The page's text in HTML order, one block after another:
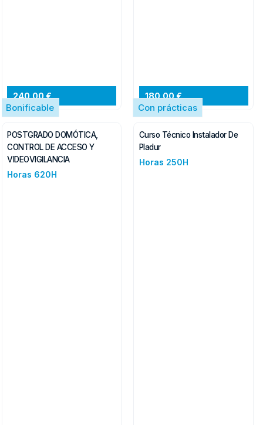
240.00 € 180.00 €
Bonificable
POSTGRADO DOMÓTICA,
CONTROL DE ACCESO Y
VIDEOVIGILANCIA
Horas 620H
Con prácticas
Curso Técnico Instalador De
Pladur
Horas 250H